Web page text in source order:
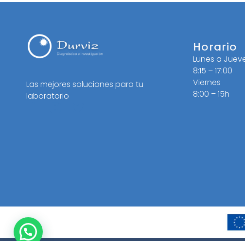
Las mejores soluciones para tu
laboratorio
Horario
Lunes a
8:15 – 17:00
Viernes
8:00 – 15h